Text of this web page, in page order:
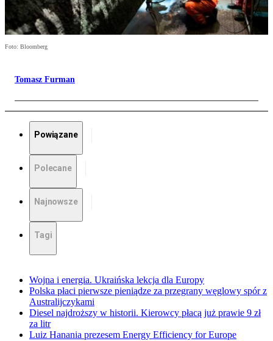
Foto: Bloomberg
Tomasz Furman
Powiązane
Polecane
Najnowsze
Tagi
Wojna i energia. Ukraińska lekcja dla Europy
Polska płaci pierwsze pieniądze za przegrany węglowy spór z
Australijczykami
Diesel najdroższy w historii. Kierowcy płacą już prawie 9 zł
za litr
Luiz Hanania prezesem Energy Efficiency for Europe